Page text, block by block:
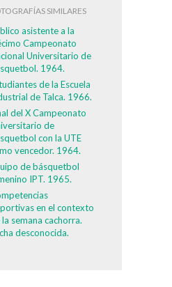
SIMILARES
asistente a la
Campeonato
Universitario de
1964.
de la Escuela
de Talca. 1966.
del X Campeonato
de
con la UTE
vencedor. 1964.
de básquetbol
IPT. 1965.
en el contexto
semana cachorra.
desconocida.